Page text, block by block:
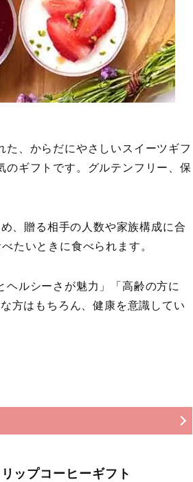
、からだにやさしいスイーツギフ
のギフトです。グルテンフリー、保
、贈る相手の人数や家族構成に合
たいときに食べられます。
ヘルシーさが魅力」「高齢の方に
方はもちろん、健康を意識してい
ップコーヒーギフト